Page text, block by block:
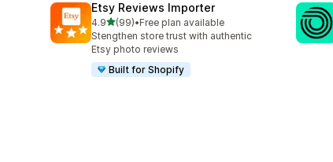
Etsy Reviews Importer
4.9滿分 5 顆星
(99)
共有 99 則評價
•Free plan available
Stengthen store trust with authentic
Etsy photo reviews
Built for Shopify